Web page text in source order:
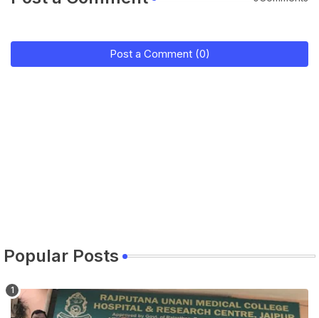
Post a Comment (0)
Popular Posts